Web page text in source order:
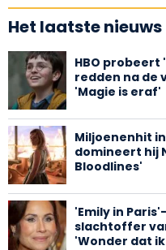
Het laatste nieuws
HBO
redden na de
'Magie is eraf'
Miljoenenhit
domineert hij
Bloodlines'
'Emily in
slachtoffer
'Wonder dat